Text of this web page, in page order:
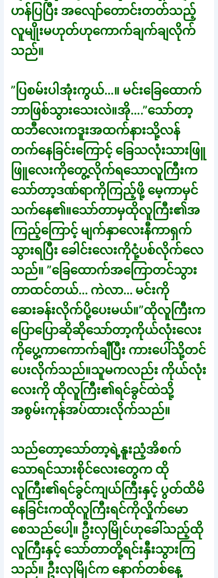
ဟန်ပြပြီး အလျော်တောင်းတတ်သည့်
လူမျိုးမဟုတ်ဟုကောက်ချက်ချလိုက်
သည်။
”ပြစမ်းပါအုံးကွယ်…။ မင်းခြေထောက်
ဘာဖြစ်သွားသေးလဲ။အို….”သော်တာ့
ထဘီလေးကဒူးအထက်နားသို့လန်
တက်နေခြင်းကြောင့် ခြေသလုံးသားဖြူ
ဖြူလေးကိုတွေ့လိုက်ရသောလူကြီးက
သော်တာ့ဒဏ်ရာကိုကြည့်ဖို့ မေ့ကာမှင်
သက်နေ၏။သော်တာမှထိုလူကြီး၏အ
ကြည့်ကြောင့် မျက်နှာလေးနီကာရှက်
သွားရပြီး ခေါင်းလေးကိုငုံ့ပစ်လိုက်လေ
သည်။ ”ခြေထောက်အကြောတင်သွား
တာထင်တယ်… ကဲလာ… မင်းကို
ဆေးခန်းလိုက်ပို့ပေးမယ်။”ထိုလူကြီးက
ပြောပြောဆိုဆိုသော်တာ့ကိုယ်လုံးလေး
ကိုပွေ့ကာကောက်ချီပြီး ကားပေါ်သို့တင်
ပေးလိုက်သည်။သူမကလည်း ကိုယ်လုံး
လေးကို ထိုလူကြီး၏ရင်ခွင်ထဲသို့
အစွမ်းကုန်အပ်ထားလိုက်သည်။
သည်တော့သော်တာ့ရဲ့နူးညံ့အိစက်
သောရင်သားစိုင်လေးတွေက ထို
လူကြီး၏ရင်ခွင်ကျယ်ကြီးနှင့် ပွတ်ထိမိ
နေခြင်းကထိုလူကြီးရင်ကိုလှိုက်မော
စေသည်ပေါ့။ ဦးလှမြိုင်ဟုခေါ်သည့်ထို
လူကြီးနှင့် သော်တာတို့ရင်းနှီးသွားကြ
သည်။ ဦးလှမြိုင်က နောက်တစ်နေ့